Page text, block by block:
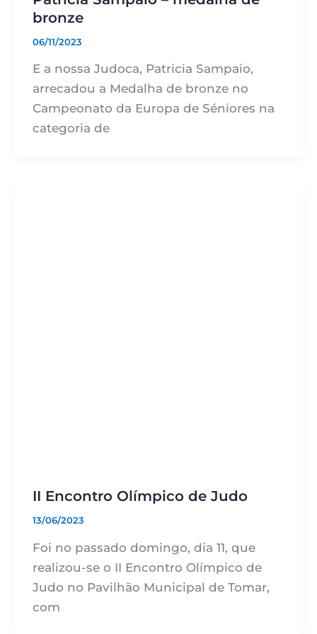
bronze
06/11/2023
E a nossa Judoca, Patricia Sampaio,
arrecadou a Medalha de bronze no
Campeonato da Europa de Séniores na
categoria de
II Encontro Olímpico de Judo
13/06/2023
Foi no passado domingo, dia 11, que
realizou-se o II Encontro Olímpico de
Judo no Pavilhão Municipal de Tomar,
com